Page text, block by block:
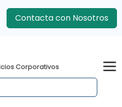
Contacta con Nosotros
Corporativos